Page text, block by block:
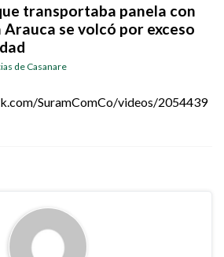
transportaba panela con
Arauca se volcó por exceso
de Casanare
SuramComCo/videos/2054439